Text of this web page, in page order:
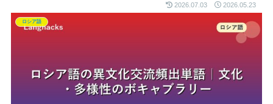
2026.07.03 2026.05.23
ロシア語